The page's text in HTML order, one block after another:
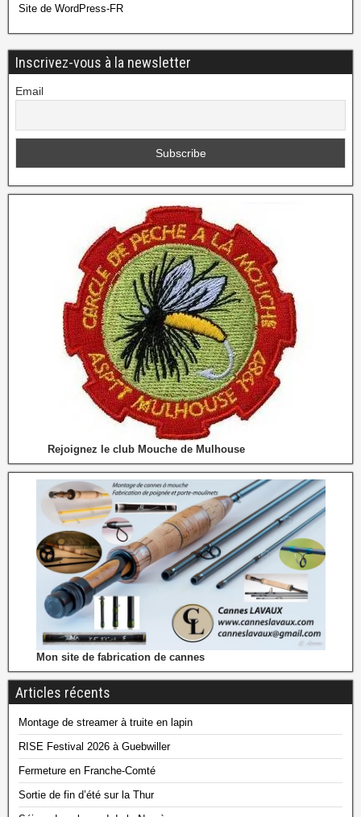
Site de WordPress-FR
Inscrivez-vous à la newsletter
Email
Rejoignez le club Mouche de Mulhouse
Mon site de fabrication de cannes
Articles récents
Montage de streamer à truite en lapin
RISE Festival 2026 à Guebwiller
Fermeture en Franche-Comté
Sortie de fin d’été sur la Thur